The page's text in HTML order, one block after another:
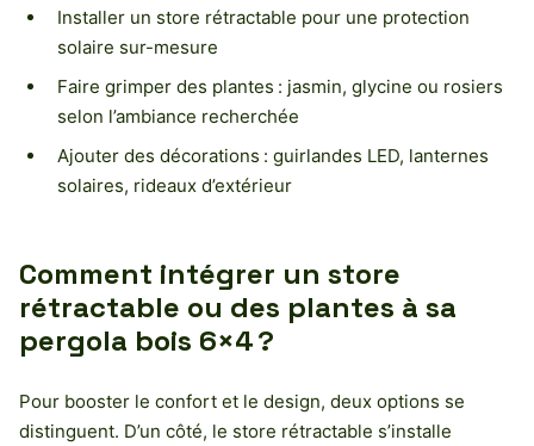
Installer un store rétractable pour une protection
solaire sur-mesure
Faire grimper des plantes : jasmin, glycine ou rosiers
selon l’ambiance recherchée
Ajouter des décorations : guirlandes LED, lanternes
solaires, rideaux d’extérieur
Comment intégrer un store
rétractable ou des plantes à sa
pergola bois 6×4 ?
Pour booster le confort et le design, deux options se
distinguent. D’un côté, le store rétractable s’installe